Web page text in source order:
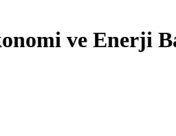
ve Enerji